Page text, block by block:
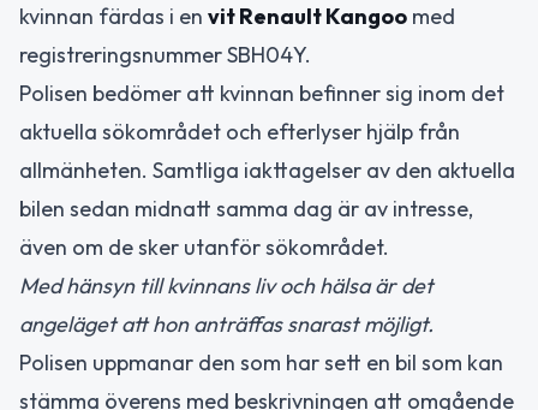
kvinnan färdas i en vit Renault Kangoo med
registreringsnummer SBH04Y.
Polisen bedömer att kvinnan befinner sig inom det
aktuella sökområdet och efterlyser hjälp från
allmänheten. Samtliga iakttagelser av den aktuella
bilen sedan midnatt samma dag är av intresse,
även om de sker utanför sökområdet.
Med hänsyn till kvinnans liv och hälsa är det
angeläget att hon anträffas snarast möjligt.
Polisen uppmanar den som har sett en bil som kan
stämma överens med beskrivningen att omgående